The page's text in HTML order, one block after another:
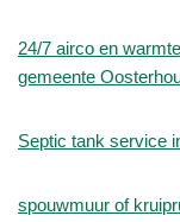
24/7 airco en
gemeente
Septic tank service
spouwmuur of